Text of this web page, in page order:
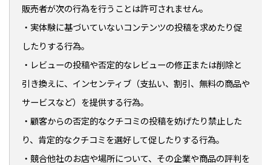
販売者が次の行為を行うことは許可されません。
・実体験に基づいていないコンテンツの投稿を求めたり促
したりする行為。
・レビューの投稿や否定的なレビューの修正または削除と
引き換えに、インセンティブ（支払い、割引、無料の商品や
サービスなど）を提供する行為。
・顧客からの否定的なクチコミの投稿を妨げたり禁止した
り、肯定的なクチコミを選好して促したりする行為。
・競合他社のお店や場所について、その企業や商品の評判を